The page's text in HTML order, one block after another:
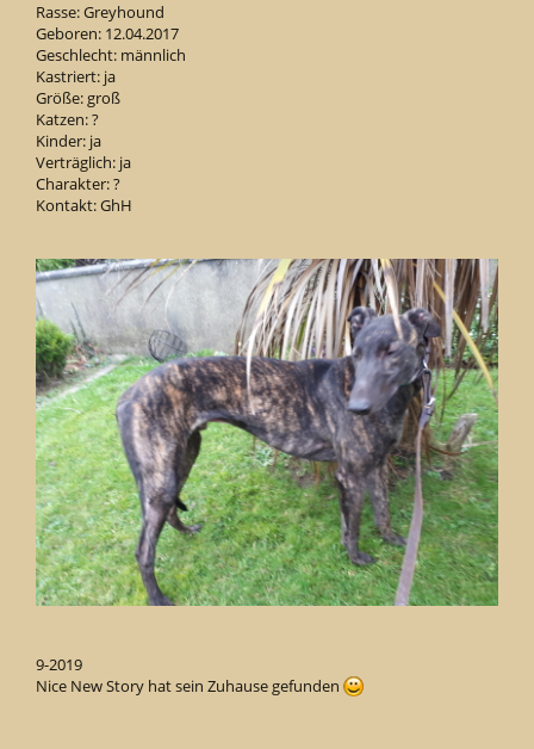
Rasse: Greyhound
Geboren: 12.04.2017
Geschlecht: männlich
Kastriert: ja
Größe: groß
Katzen: ?
Kinder: ja
Verträglich: ja
Charakter: ?
Kontakt: GhH
9-2019
Nice New Story hat sein Zuhause gefunden